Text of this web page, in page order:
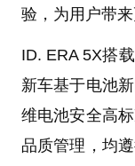
验，为用户带
ID. ERA 5X搭
新车基于电池
维电池安全高
品质管理，均